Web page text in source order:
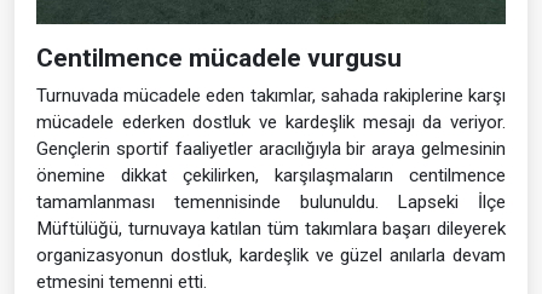
Centilmence mücadele vurgusu
Turnuvada mücadele eden takımlar, sahada rakiplerine karşı
mücadele ederken dostluk ve kardeşlik mesajı da veriyor.
Gençlerin sportif faaliyetler aracılığıyla bir araya gelmesinin
önemine dikkat çekilirken, karşılaşmaların centilmence
tamamlanması temennisinde bulunuldu. Lapseki İlçe
Müftülüğü, turnuvaya katılan tüm takımlara başarı dileyerek
organizasyonun dostluk, kardeşlik ve güzel anılarla devam
etmesini temenni etti.